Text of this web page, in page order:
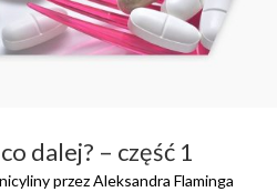
dalej? – część 1
przez Aleksandra Flaminga